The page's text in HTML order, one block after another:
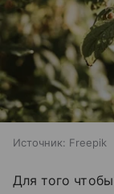
Источник: Freepik
Для того